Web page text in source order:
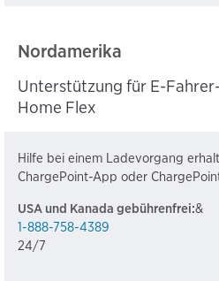
Nordamerika
Unterstützung für E-
Home Flex
Hilfe bei einem Ladevorgang
ChargePoint-App oder
USA und Kanada gebührenfrei:&
1-888-758-4389
24/7